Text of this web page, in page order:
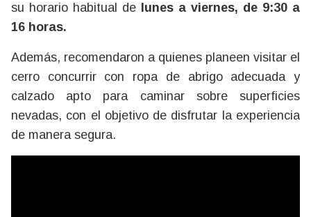
su horario habitual de lunes a viernes, de 9:30 a
16 horas.
Además, recomendaron a quienes planeen visitar el
cerro concurrir con ropa de abrigo adecuada y
calzado apto para caminar sobre superficies
nevadas, con el objetivo de disfrutar la experiencia
de manera segura.